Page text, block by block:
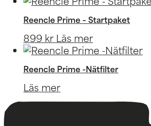
Reencle Prime – Startpaket
899 kr Läs mer
Reencle Prime -Nätfilter
Läs mer